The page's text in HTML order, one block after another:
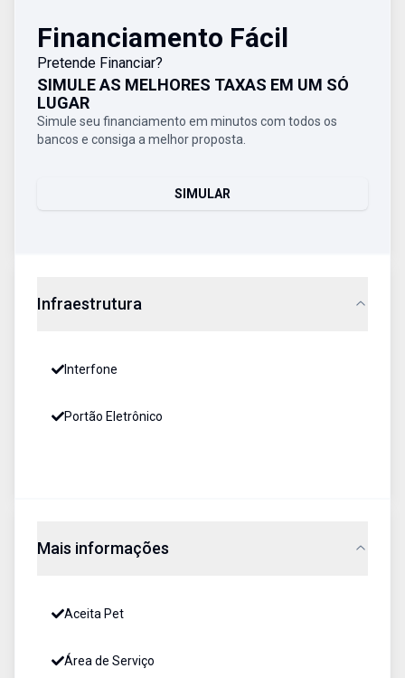
Financiamento Fácil
Pretende Financiar?
SIMULE AS MELHORES TAXAS EM UM SÓ
LUGAR
Simule seu financiamento em minutos com todos os
bancos e consiga a melhor proposta.
SIMULAR
Infraestrutura
Interfone
Portão Eletrônico
Mais informações
Aceita Pet
Área de Serviço